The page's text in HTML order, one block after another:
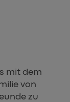
mit dem
von
zu